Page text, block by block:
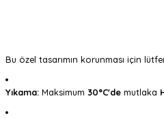
Bu özel tasarımın korunması için
Yıkama: Maksimum 30°C'de mutlaka